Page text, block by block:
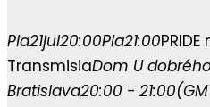
Pia21jul20:00Pia21:00
TransmisiaDom U
Bratislava20:00 - 21:00